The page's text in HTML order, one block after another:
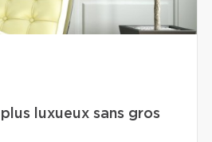
luxueux sans gros